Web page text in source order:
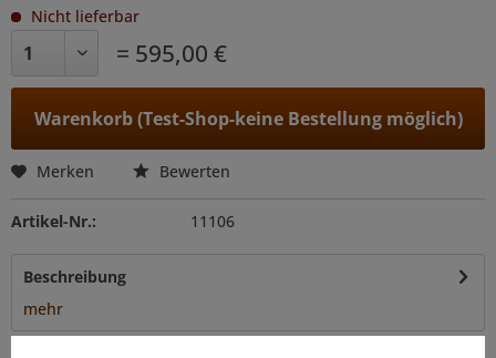
Nicht lieferbar
= 595,00 €
Warenkorb (Test-Shop-keine Bestellung möglich)
Merken Bewerten
Artikel-Nr.: 11106
Beschreibung
mehr